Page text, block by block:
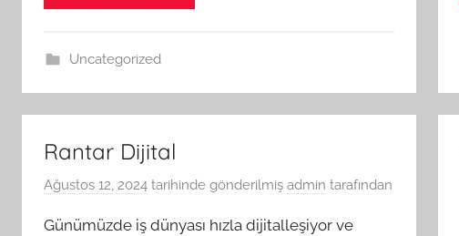
Uncategorized
Rantar Dijital
Ağustos 12, 2024 tarihinde gönderilmiş admin tarafından
Günümüzde iş dünyası hızla dijitalleşiyor ve